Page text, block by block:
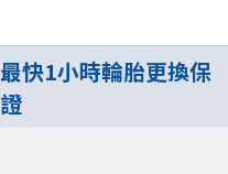
最快1小時輪胎更換保
證